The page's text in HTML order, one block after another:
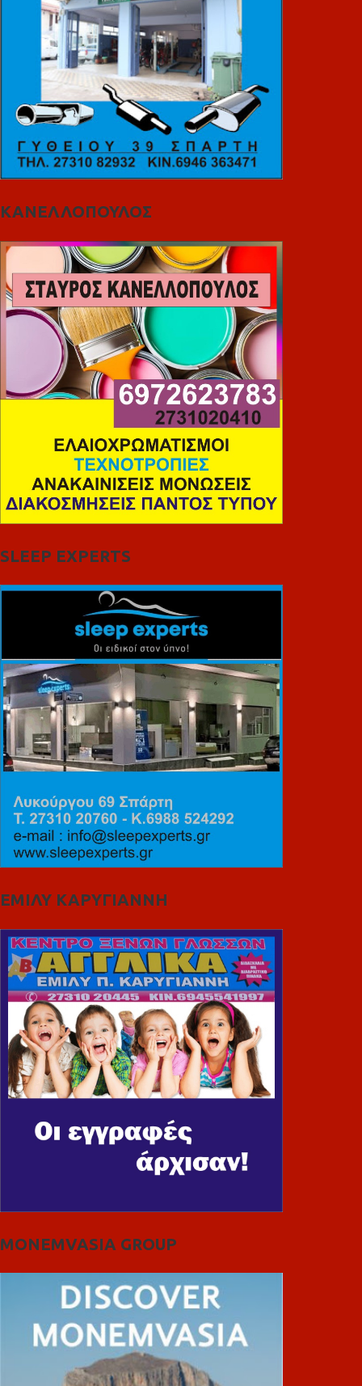
ΚΑΝΕΛΛΟΠΟΥΛΟΣ
SLEEP EXPERTS
ΕΜΙΛΥ ΚΑΡΥΓΙΑΝΝΗ
MONEMVASIA GROUP